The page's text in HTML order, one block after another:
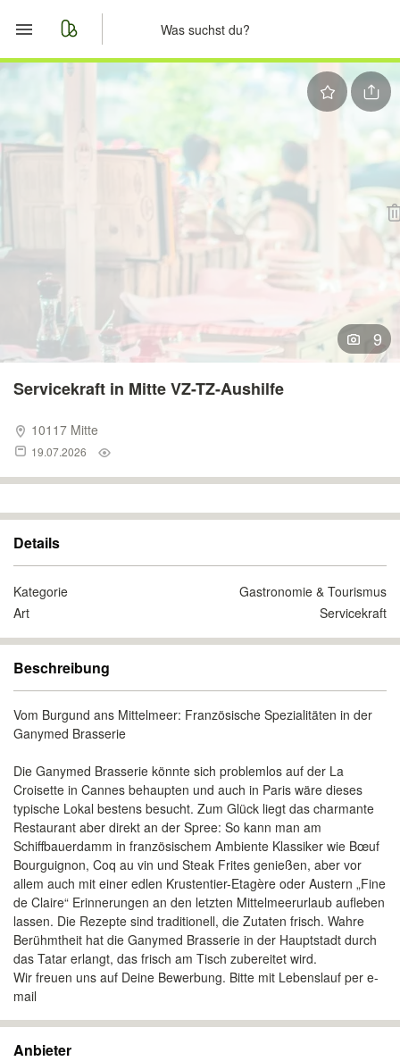
Start
Anzeige aufgeben
9
Servicekraft in Mitte VZ-TZ-Aushilfe
10117 Mitte
19.07.2026
Details
Kategorie
Gastronomie & Tourismus
Art
Servicekraft
Beschreibung
Vom Burgund ans Mittelmeer: Französische Spezialitäten in der
Ganymed Brasserie
Die Ganymed Brasserie könnte sich problemlos auf der La
Croisette in Cannes behaupten und auch in Paris wäre dieses
typische Lokal bestens besucht. Zum Glück liegt das charmante
Restaurant aber direkt an der Spree: So kann man am
Schiffbauerdamm in französischem Ambiente Klassiker wie Bœuf
Bourguignon, Coq au vin und Steak Frites genießen, aber vor
allem auch mit einer edlen Krustentier-Etagère oder Austern „Fine
de Claire“ Erinnerungen an den letzten Mittelmeerurlaub aufleben
lassen. Die Rezepte sind traditionell, die Zutaten frisch. Wahre
Berühmtheit hat die Ganymed Brasserie in der Hauptstadt durch
das Tatar erlangt, das frisch am Tisch zubereitet wird.
Wir freuen uns auf Deine Bewerbung. Bitte mit Lebenslauf per e-
mail
Anbieter